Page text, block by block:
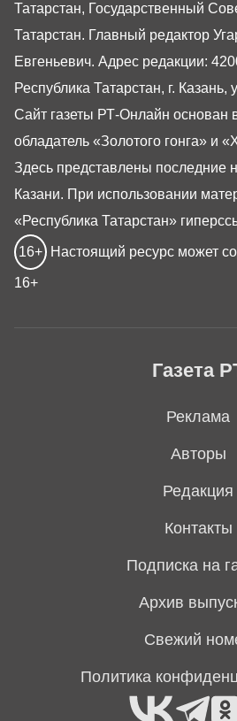
Газета
Реклама
Авторы
Редакция
Контакты
Подписка на
Архив
Свежий
Политика
Татарстан, Государственный
Татарстан. Главный редактор
Евгеньевич. Адрес редакции:
Республика Татарстан, г. Казань,
Сайт газеты РТ-Онлайн основан
обладатель «Золотого гонга» и
Здесь представлены последние
Казани. При использовании
«Республика Татарстан»
16+ Настоящий ресурс может
16+